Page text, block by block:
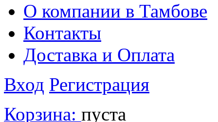
О компании в Тамбове
Контакты
Доставка и Оплата
Вход Регистрация
Корзина: пуста